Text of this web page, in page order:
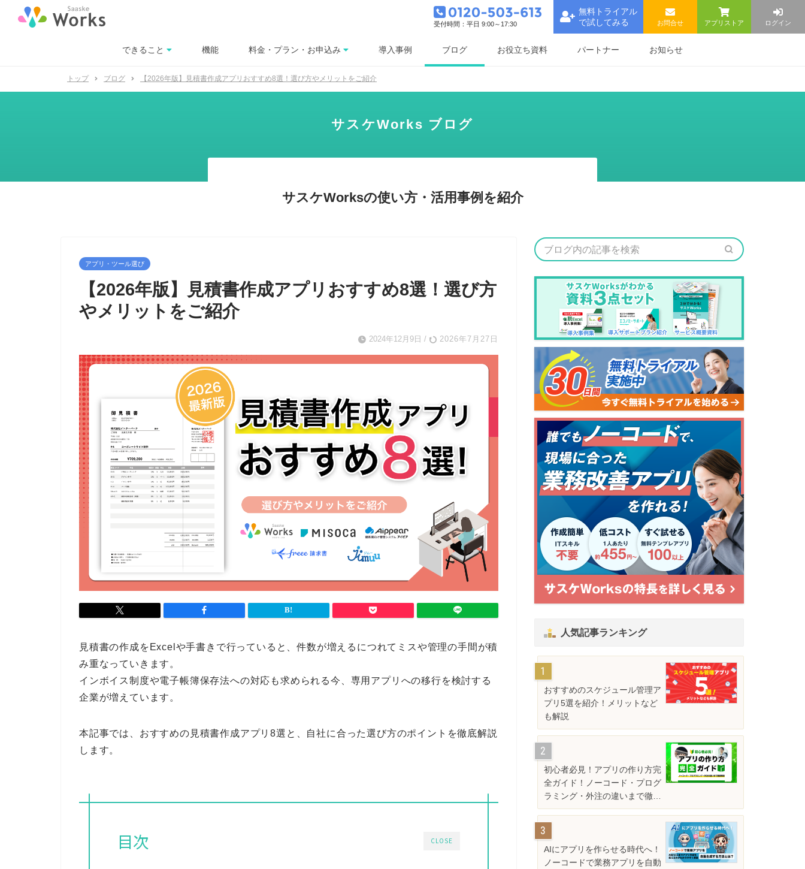
受付時間：平日 9:00～17:30
無料トライアル
で試してみる
お問合せ アプリストア ログイン
できること 機能 料金・プラン・お申込み 導入事例 ブログ お役立ち資料 パートナー お知らせ
トップ ブログ 【2026年版】見積書作成アプリおすすめ8選！選び方やメリットをご紹介
サスケWorks ブログ
サスケWorksの使い方・活用事例を紹介
アプリ・ツール選び
【2026年版】見積書作成アプリおすすめ8選！選び方
やメリットをご紹介
2024年12月9日 / 2026年7月27日
見積書の作成をExcelや手書きで行っていると、件数が増えるにつれてミスや管理の手間が積
み重なっていきます。
インボイス制度や電子帳簿保存法への対応も求められる今、専用アプリへの移行を検討する
企業が増えています。
本記事では、おすすめの見積書作成アプリ8選と、自社に合った選び方のポイントを徹底解説
します。
CLOSE
目次
人気記事ランキング
おすすめのスケジュール管理ア
プリ5選を紹介！メリットなど
も解説
初心者必見！アプリの作り方完
全ガイド！ノーコード・プログ
ラミング・外注の違いまで徹底
解説
AIにアプリを作らせる時代へ！
ノーコードで業務アプリを自動